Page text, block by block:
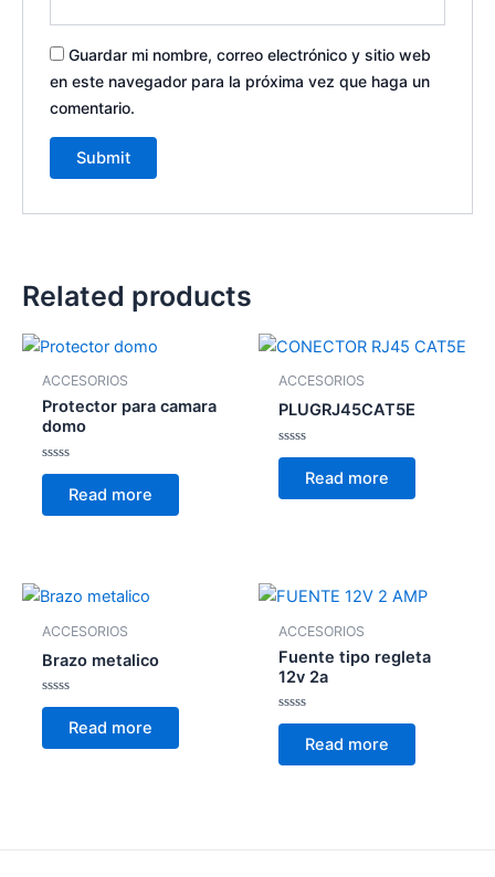
Guardar mi nombre, correo electrónico y sitio web
en este navegador para la próxima vez que haga un
comentario.
Related products
ACCESORIOS
Protector para camara
domo
Rated
of
Read more
ACCESORIOS
PLUGRJ45CAT5E
Rated
of
Read more
ACCESORIOS
Brazo metalico
Rated
of
Read more
ACCESORIOS
Fuente tipo regleta
12v 2a
Rated
of
Read more